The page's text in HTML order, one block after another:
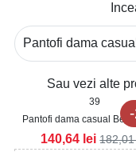
Sau vezi alte
39
Pantofi dama casual Bej
Ecologica Intoarsa
140,64 lei